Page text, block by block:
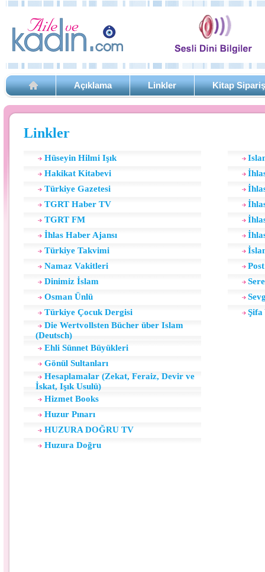
Açıklama Linkler Kitap
Linkler
Hüseyin Hilmi Işık
Hakikat Kitabevi
Türkiye Gazetesi
TGRT Haber TV
TGRT FM
İhlas Haber Ajansı
Türkiye Takvimi
Namaz Vakitleri
Dinimiz İslam
Osman Ünlü
Türkiye Çocuk Dergisi
Die Wertvollsten Bücher über Islam
(Deutsch)
Ehli Sünnet Büyükleri
Gönül Sultanları
Hesaplamalar (Zekat, Feraiz, Devir ve
İskat, Işık Usulü)
Hizmet Books
Huzur Pınarı
HUZURA DOĞRU TV
Huzura Doğru
Şifa